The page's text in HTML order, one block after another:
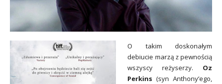
O takim doskonałym
debiucie marzą z pewnością
wszyscy reżyserzy. Oz
Perkins (syn Anthony’ego,